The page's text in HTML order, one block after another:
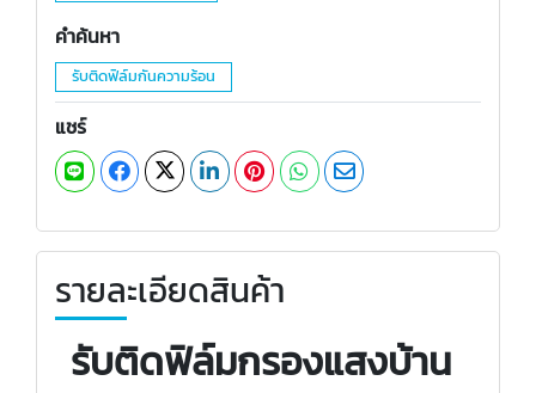
คำค้นหา
รับติดฟิล์มกันความร้อน
แชร์
รายละเอียดสินค้า
รับติดฟิล์มกรองแสงบ้าน